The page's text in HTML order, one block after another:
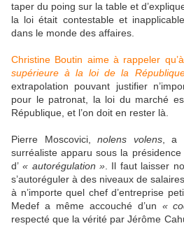
taper du poing sur la table et
la loi était contestable et
dans le monde des affaires.
Christine Boutin aime à rappeler
supérieure à la loi de la
extrapolation pouvant justifier
pour le patronat, la loi du marché
République, et l’on doit en rester là.
Pierre Moscovici, nolens volens, a
surréaliste apparu sous la
d’« autorégulation ». Il faut laisser
s’autoréguler à des niveaux de
à n’importe quel chef d’entreprise
Medef a même accouché d’un «
respecté que la vérité par Jérôme